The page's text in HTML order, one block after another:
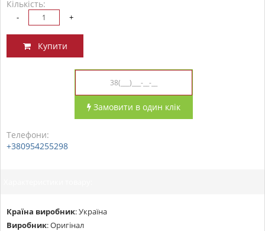
Кількість:
- +
Купити
Замовити в один клік
Телефони:
+380954255298
Країна виробник:Україна
Виробник:Оригінал